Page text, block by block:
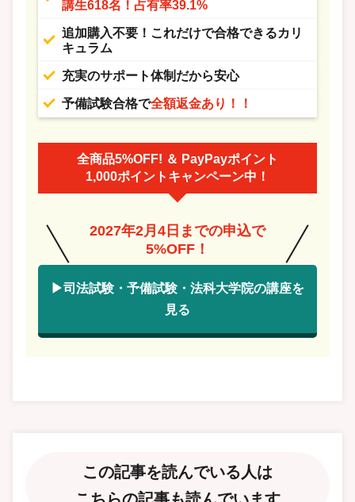
講生618名！占有率39.1%
追加購入不要！これだけで合格できるカリ
キュラム
充実のサポート体制だから安心
予備試験合格で全額返金あり！！
全商品5%OFF! ＆ PayPayポイント
1,000ポイントキャンペーン中！
2027年2月4日までの申込で
5%OFF！
▶司法試験・予備試験・法科大学院の講座を
見る
この記事を読んでいる人は